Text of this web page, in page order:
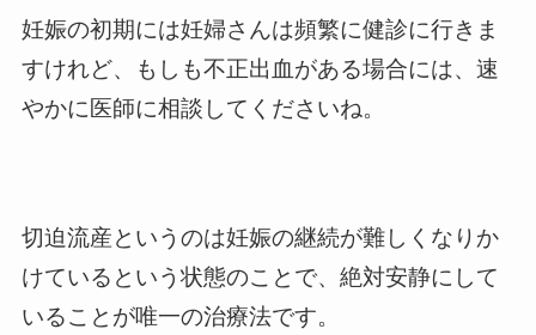
妊娠の初期には妊婦さんは頻繁に健診に行きま
すけれど、もしも不正出血がある場合には、速
やかに医師に相談してくださいね。
切迫流産というのは妊娠の継続が難しくなりか
けているという状態のことで、絶対安静にして
いることが唯一の治療法です。